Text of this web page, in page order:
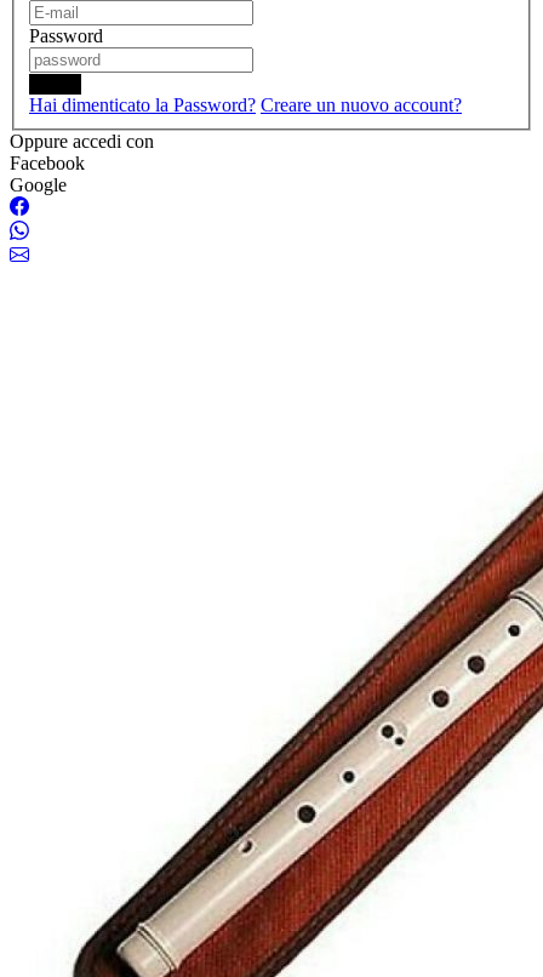
Password
Hai dimenticato la Password? Creare un nuovo account?
Oppure accedi con
Facebook
Google